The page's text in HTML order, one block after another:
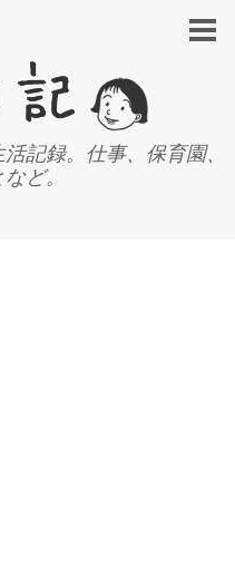
記録。仕事、保育園、
ど。